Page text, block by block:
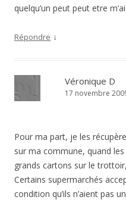
quelqu’un peut peut etre
Répondre ↓
Véronique D
17 novembre
Pour ma part, je les
sur ma commune, quand
grands cartons sur le
Certains supermarchés
condition qu’ils n’aient pas